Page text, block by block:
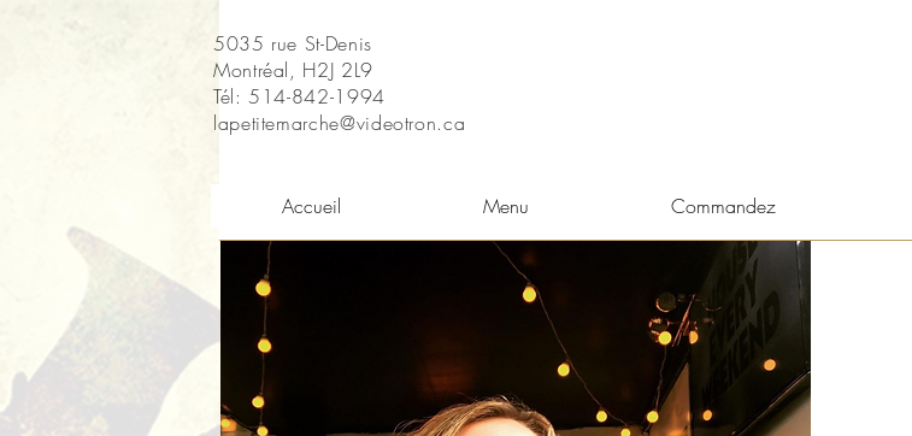
5035 rue St-Denis
Montréal, H2J 2L9
Tél: 514-842-1994
lapetitemarche@videotron.ca
Accueil Menu Commandez